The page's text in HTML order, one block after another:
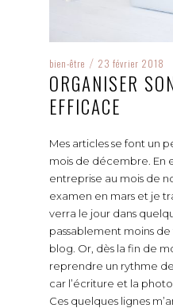
bien-être / 23 février 2018
ORGANISER
EFFICACE
Mes articles se font un
mois de décembre. En
entreprise au mois de
examen en mars et je
verra le jour dans
passablement moins
blog. Or, dès la fin de
reprendre un rythme
car l’écriture et la
Ces quelques lignes